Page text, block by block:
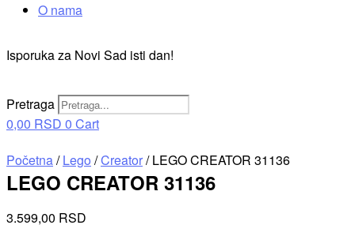
O nama
Isporuka za Novi Sad isti dan!
Pretraga
0,00 RSD 0 Cart
Početna/Lego /Creator/ LEGO CREATOR 31136
LEGO CREATOR 31136
3.599,00 RSD